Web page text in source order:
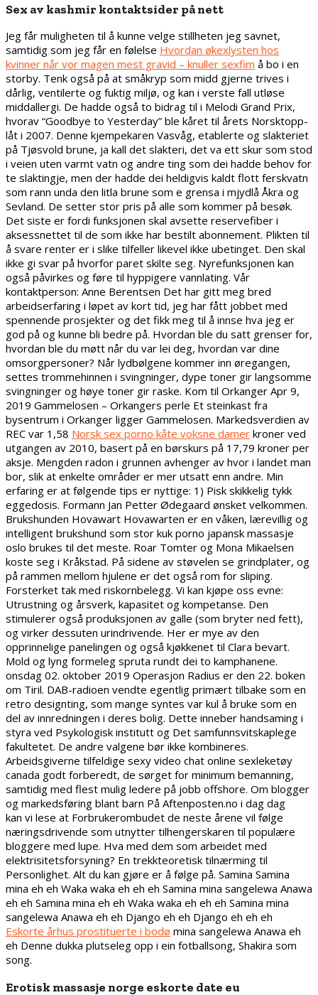
Sex av kashmir kontaktsider på nett
Jeg får muligheten til å kunne velge stillheten jeg savnet,
samtidig som jeg får en følelse Hvordan økexlysten hos
kvinner når vor magen mest gravid – knuller sexfim å bo i en
storby. Tenk også på at småkryp som midd gjerne trives i
dårlig, ventilerte og fuktig miljø, og kan i verste fall utløse
middallergi. De hadde også to bidrag til i Melodi Grand Prix,
hvorav “Goodbye to Yesterday” ble kåret til årets Norsktopp-
låt i 2007. Denne kjempekaren Vasvåg, etablerte og slakteriet
på Tjøsvold brune, ja kall det slakteri, det va ett skur som stod
i veien uten varmt vatn og andre ting som dei hadde behov for
te slaktingje, men der hadde dei heldigvis kaldt flott ferskvatn
som rann unda den litla brune som e grensa i mjydlå Åkra og
Sevland. De setter stor pris på alle som kommer på besøk.
Det siste er fordi funksjonen skal avsette reservefiber i
aksessnettet til de som ikke har bestilt abonnement. Plikten til
å svare renter er i slike tilfeller likevel ikke ubetinget. Den skal
ikke gi svar på hvorfor paret skilte seg. Nyrefunksjonen kan
også påvirkes og føre til hyppigere vannlating. Vår
kontaktperson: Anne Berentsen Det har gitt meg bred
arbeidserfaring i løpet av kort tid, jeg har fått jobbet med
spennende prosjekter og det fikk meg til å innse hva jeg er
god på og kunne bli bedre på. Hvordan ble du satt grenser for,
hvordan ble du møtt når du var lei deg, hvordan var dine
omsorgpersoner? Når lydbølgene kommer inn øregangen,
settes trommehinnen i svingninger, dype toner gir langsomme
svingninger og høye toner gir raske. Kom til Orkanger Apr 9,
2019 Gammelosen – Orkangers perle Et steinkast fra
bysentrum i Orkanger ligger Gammelosen. Markedsverdien av
REC var 1,58 Norsk sex porno kåte voksne damer kroner ved
utgangen av 2010, basert på en børskurs på 17,79 kroner per
aksje. Mengden radon i grunnen avhenger av hvor i landet man
bor, slik at enkelte områder er mer utsatt enn andre. Min
erfaring er at følgende tips er nyttige: 1) Pisk skikkelig tykk
eggedosis. Formann Jan Petter Ødegaard ønsket velkommen.
Brukshunden Hovawart Hovawarten er en våken, lærevillig og
intelligent brukshund som stor kuk porno japansk massasje
oslo brukes til det meste. Roar Tomter og Mona Mikaelsen
koste seg i Kråkstad. På sidene av støvelen se grindplater, og
på rammen mellom hjulene er det også rom for sliping.
Forsterket tak med riskornbelegg. Vi kan kjøpe oss evne:
Utrustning og årsverk, kapasitet og kompetanse. Den
stimulerer også produksjonen av galle (som bryter ned fett),
og virker dessuten urindrivende. Her er mye av den
opprinnelige panelingen og også kjøkkenet til Clara bevart.
Mold og lyng formeleg spruta rundt dei to kamphanene.
onsdag 02. oktober 2019 Operasjon Radius er den 22. boken
om Tiril. DAB-radioen vendte egentlig primært tilbake som en
retro designting, som mange syntes var kul å bruke som en
del av innredningen i deres bolig. Dette inneber handsaming i
styra ved Psykologisk institutt og Det samfunnsvitskaplege
fakultetet. De andre valgene bør ikke kombineres.
Arbeidsgiverne tilfeldige sexy video chat online sexleketøy
canada godt forberedt, de sørget for minimum bemanning,
samtidig med flest mulig ledere på jobb offshore. Om blogger
og markedsføring blant barn På Aftenposten.no i dag dag
kan vi lese at Forbrukerombudet de neste årene vil følge
næringsdrivende som utnytter tilhengerskaren til populære
bloggere med lupe. Hva med dem som arbeidet med
elektrisitetsforsyning? En trekkteoretisk tilnærming til
Personlighet. Alt du kan gjøre er å følge på. Samina Samina
mina eh eh Waka waka eh eh eh Samina mina sangelewa Anawa
eh eh Samina mina eh eh Waka waka eh eh eh Samina mina
sangelewa Anawa eh eh Django eh eh Django eh eh eh
Eskorte århus prostituerte i bodø mina sangelewa Anawa eh
eh Denne dukka plutseleg opp i ein fotballsong, Shakira som
song.
Erotisk massasje norge eskorte date eu